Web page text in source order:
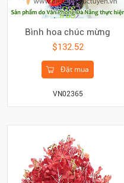
Bình hoa chúc mừng
$132.52
Đặt mua
VN02365